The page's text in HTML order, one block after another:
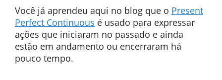
Você já aprendeu aqui no blog que o Present
Perfect Continuous é usado para expressar
ações que iniciaram no passado e ainda
estão em andamento ou encerraram há
pouco tempo.